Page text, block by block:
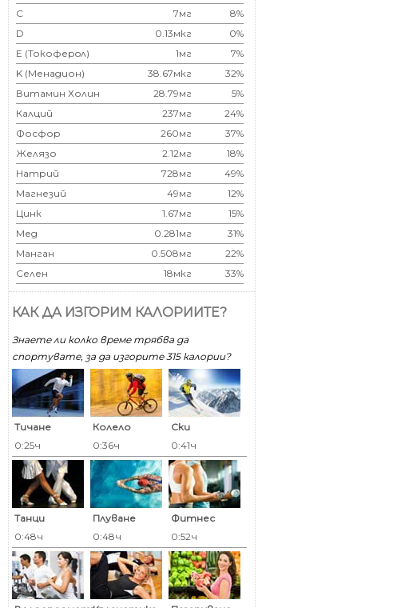
C
7мг
8%
D
0.13мкг
0%
E (Токоферoл)
1мг
7%
K (Менадион)
38.67мкг
32%
Витамин Холин
28.79мг
5%
Калций
237мг
24%
Фосфор
260мг
37%
Желязо
2.12мг
18%
Натрий
728мг
49%
Магнезий
49мг
12%
Цинк
1.67мг
15%
Мед
0.281мг
31%
Манган
0.508мг
22%
Селен
18мкг 33%
КАК ДА ИЗГОРИМ КАЛОРИИТЕ?
Знаете ли колко време трябва да
спортувате, за да изгорите 315 калoрии?
Тичане
0:25ч
Колело
0:36ч
Ски
0:41ч
Танци
0:48ч
Плуване
0:48ч
Фитнес
0:52ч